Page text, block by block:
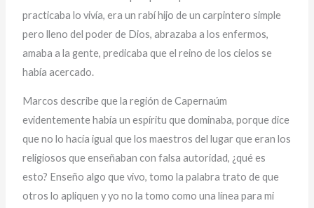
practicaba lo vivía, era un rabí hijo de un carpintero simple
pero lleno del poder de Dios, abrazaba a los enfermos,
amaba a la gente, predicaba que el reino de los cielos se
había acercado.
Marcos describe que la región de Capernaúm
evidentemente había un espíritu que dominaba, porque dice
que no lo hacía igual que los maestros del lugar que eran los
religiosos que enseñaban con falsa autoridad, ¿qué es
esto? Enseño algo que vivo, tomo la palabra trato de que
otros lo apliquen y yo no la tomo como una línea para mi